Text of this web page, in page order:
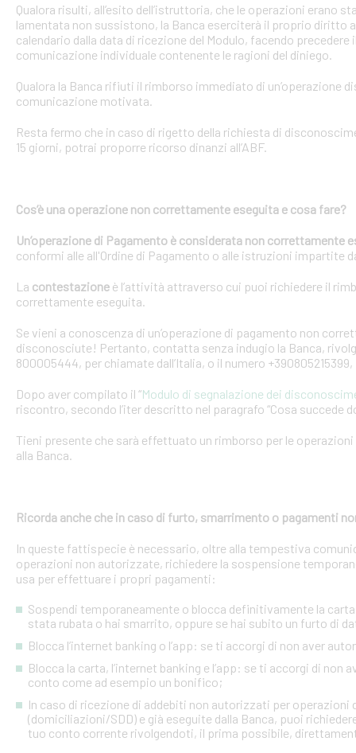
Qualora risulti, all’esito dell’istruttoria, che le operazioni erano
lamentata non sussistono, la Banca eserciterà il proprio diritto
calendario dalla data di ricezione del Modulo, facendo
comunicazione individuale contenente le ragioni del diniego.
Qualora la Banca rifiuti il rimborso immediato di un’operazione
comunicazione motivata.
Resta fermo che in caso di rigetto della richiesta di
15 giorni, potrai proporre ricorso dinanzi all’ABF.
Cos’è una operazione non correttamente eseguita e cosa fare?
Un’operazione di Pagamento è considerata non correttamente
conformi alle all'Ordine di Pagamento o alle istruzioni impartite
La contestazione è l’attività attraverso cui puoi richiedere il
correttamente eseguita.
Se vieni a conoscenza di un’operazione di pagamento non
disconosciute! Pertanto, contatta senza indugio la Banca,
800005444, per chiamate dall’Italia, o il numero
Dopo aver compilato il “Modulo di segnalazione dei
riscontro, secondo l’iter descritto nel paragrafo “Cosa succede
Tieni presente che sarà effettuato un rimborso per le
alla Banca.
Ricorda anche che in caso di furto, smarrimento o pagamenti
In queste fattispecie è necessario, oltre alla tempestiva
operazioni non autorizzate, richiedere la sospensione
usa per effettuare i propri pagamenti:
Sospendi temporaneamente o blocca definitivamente la
stata rubata o hai smarrito, oppure se hai subito un furto di
Blocca l’internet banking o l’app: se ti accorgi di non aver
Blocca la carta, l’internet banking e l’app: se ti accorgi di
conto come ad esempio un bonifico;
In caso di ricezione di addebiti non autorizzati per
(domiciliazioni/SDD) e già eseguite dalla Banca, puoi
tuo conto corrente rivolgendoti, il prima possibile,